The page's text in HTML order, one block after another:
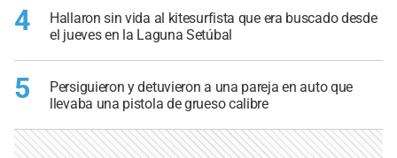
4
Hallaron sin vida al kitesurfista que era buscado desde
el jueves en la Laguna Setúbal
5
Persiguieron y detuvieron a una pareja en auto que
llevaba una pistola de grueso calibre